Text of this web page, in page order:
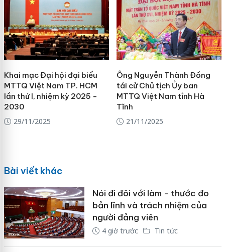
Khai mạc Đại hội đại biểu
MTTQ Việt Nam TP. HCM
lần thứ I, nhiệm kỳ 2025 -
2030
29/11/2025
Ông Nguyễn Thành Đồng
tái cử Chủ tịch Ủy ban
MTTQ Việt Nam tỉnh Hà
Tĩnh
21/11/2025
Bài viết khác
Nói đi đôi với làm - thước đo
bản lĩnh và trách nhiệm của
người đảng viên
4 giờ trước Tin tức